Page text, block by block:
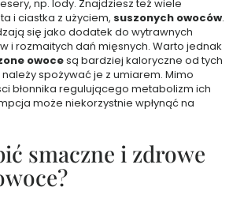
np. lody. Znajdziesz też wiele
i ciastka z użyciem, suszonych owoców.
się jako dodatek do wytrawnych
i rozmaitych dań mięsnych. Warto jednak
owocesą bardziej kaloryczne od tych
spożywać je z umiarem. Mimo
błonnika regulującego metabolizm ich
może niekorzystnie wpłynąć na
smaczne i zdrowe